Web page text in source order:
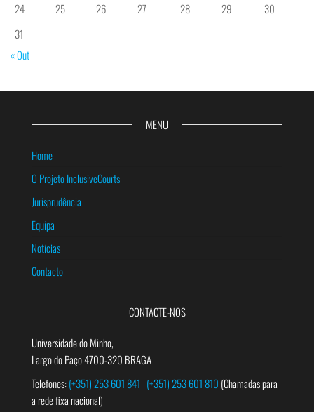
24
25 26 27 28 29
30
31
« Out
MENU
Home
O Projeto InclusiveCourts
Jurisprudência
Equipa
Notícias
Contacto
CONTACTE-NOS
Universidade do Minho,
Largo do Paço 4700-320 BRAGA
Telefones:(+351) 253 601 841 (+351) 253 601 810 (Chamadas para
a rede fixa nacional)